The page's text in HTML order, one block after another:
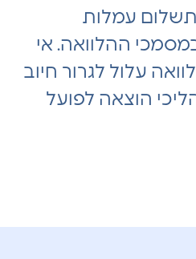
עמלות
ההלוואה. אי
עלול לגרור חיוב
הוצאה לפועל